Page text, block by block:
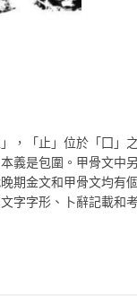
，「止」位於「囗」
義是包圍。甲骨文中
期金文和甲骨文均有
字字形、卜辭記載和